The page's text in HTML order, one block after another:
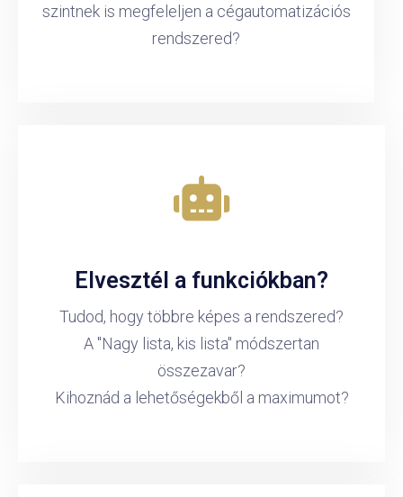
szintnek is megfeleljen a cégautomatizációs
rendszered?
Elvesztél a funkciókban?
Tudod, hogy többre képes a rendszered?
A "Nagy lista, kis lista" módszertan
összezavar?
Kihoznád a lehetőségekből a maximumot?